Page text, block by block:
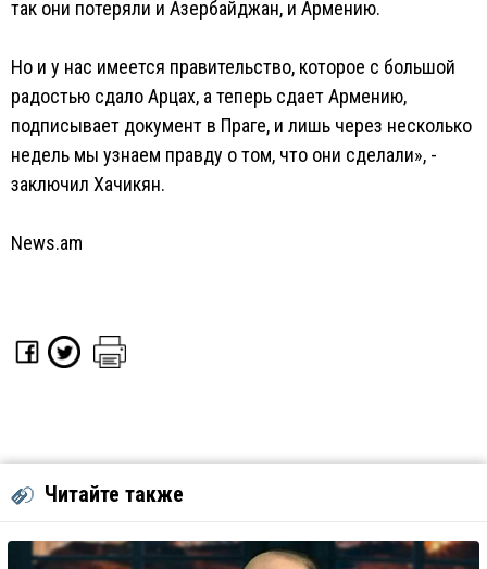
так они потеряли и Азербайджан, и Армению.
Но и у нас имеется правительство, которое с большой
радостью сдало Арцах, а теперь сдает Армению,
подписывает документ в Праге, и лишь через несколько
недель мы узнаем правду о том, что они сделали», -
заключил Хачикян.
News.am
Читайте также